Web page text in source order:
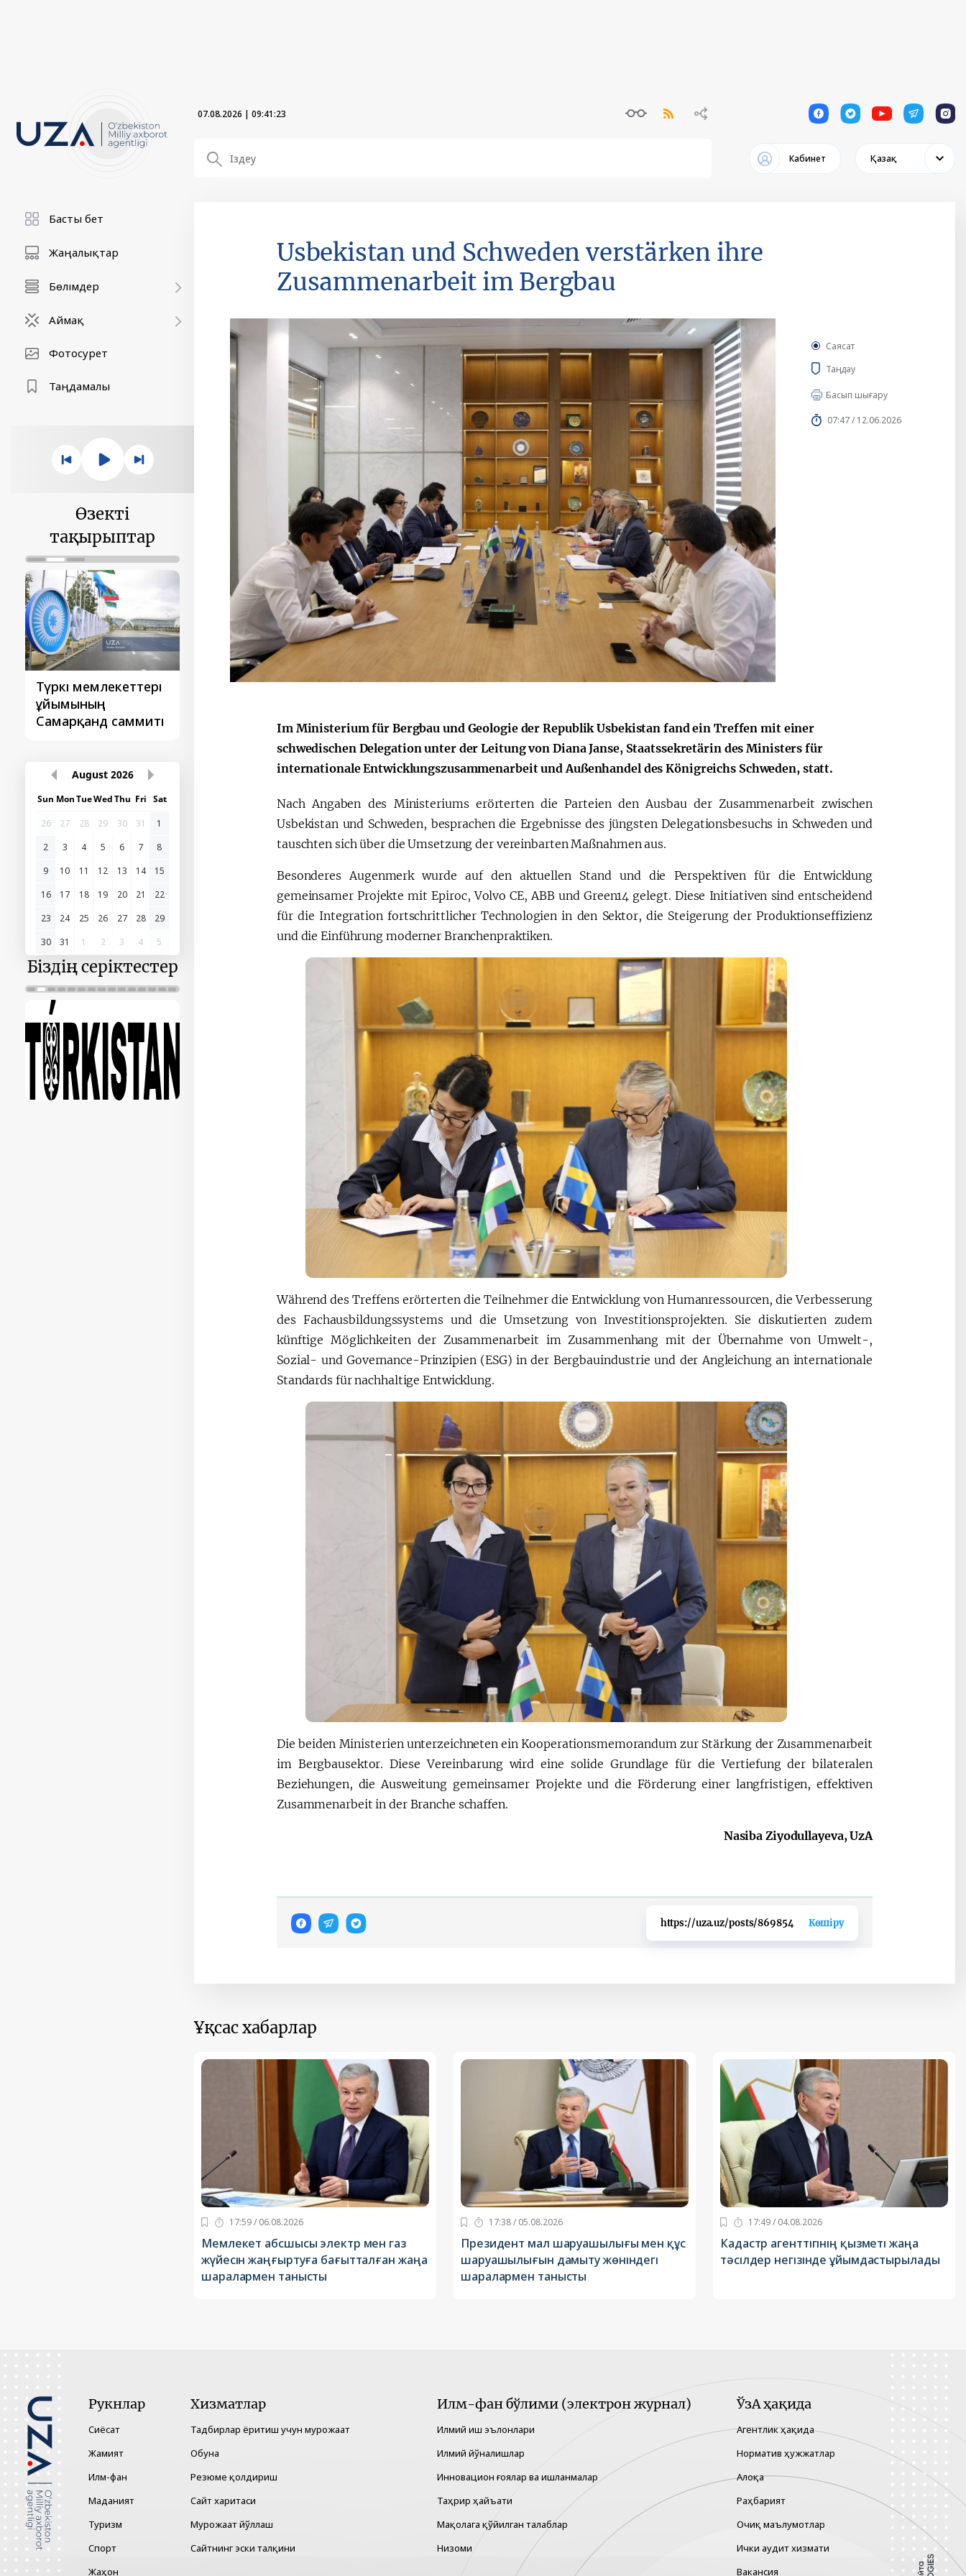
07.08.2026 | 09:41:24 1 1 1 1 1
Кабинет Қазақ
Басты бет
Жаңалықтар
Бөлімдер
Аймақ
Фотосурет
Таңдамалы
Өзекті
тақырыптар
Түркі мемлекеттері
ұйымының
Самарқанд саммиті
‘Орталық Азия -
August 2026
Sun MonTueWedThu Fri Sat
26
27 28 29 30 31
1
2
3 4 5 6 7
8
9
10 11 12 13 14
15
16
17 18 19 20 21
22
23
24 25 26 27 28
29
30
31 1 2 3 4 5
Біздің серіктестер
Usbekistan und Schweden verstärken ihre
Zusammenarbeit im Bergbau
Саясат
Таңдау
Басып шығару
07:47 / 12.06.2026
Im Ministerium für Bergbau und Geologie der Republik Usbekistan fand ein Treffen mit einer
schwedischen Delegation unter der Leitung von Diana Janse, Staatssekretärin des Ministers für
internationale Entwicklungszusammenarbeit und Außenhandel des Königreichs Schweden, statt.
Nach Angaben des Ministeriums erörterten die Parteien den Ausbau der Zusammenarbeit zwischen
Usbekistan und Schweden, besprachen die Ergebnisse des jüngsten Delegationsbesuchs in Schweden und
tauschten sich über die Umsetzung der vereinbarten Maßnahmen aus.
Besonderes Augenmerk wurde auf den aktuellen Stand und die Perspektiven für die Entwicklung
gemeinsamer Projekte mit Epiroc, Volvo CE, ABB und Green14 gelegt. Diese Initiativen sind entscheidend
für die Integration fortschrittlicher Technologien in den Sektor, die Steigerung der Produktionseffizienz
und die Einführung moderner Branchenpraktiken.
Während des Treffens erörterten die Teilnehmer die Entwicklung von Humanressourcen, die Verbesserung
des Fachausbildungssystems und die Umsetzung von Investitionsprojekten. Sie diskutierten zudem
künftige Möglichkeiten der Zusammenarbeit im Zusammenhang mit der Übernahme von Umwelt-,
Sozial- und Governance-Prinzipien (ESG) in der Bergbauindustrie und der Angleichung an internationale
Standards für nachhaltige Entwicklung.
Die beiden Ministerien unterzeichneten ein Kooperationsmemorandum zur Stärkung der Zusammenarbeit
im Bergbausektor. Diese Vereinbarung wird eine solide Grundlage für die Vertiefung der bilateralen
Beziehungen, die Ausweitung gemeinsamer Projekte und die Förderung einer langfristigen, effektiven
Zusammenarbeit in der Branche schaffen.
Nasiba Ziyodullayeva, UzA
https://uza.uz/posts/869854 Көшіру
Ұқсас хабарлар
17:59 / 06.08.2026
Мемлекет абсшысы электр мен газ
жүйесін жаңғыртуға бағытталған жаңа
шаралармен танысты
17:38 / 05.08.2026
Президент мал шаруашылығы мен құс
шаруашылығын дамыту жөніндегі
шаралармен танысты
17:49 / 04.08.2026
Кадастр агенттігінің қызметі жаңа
тәсілдер негізінде ұйымдастырылады
Рукнлар
Сиёсат
Жамият
Илм-фан
Маданият
Туризм
Спорт
Жаҳон
Хизматлар
Тадбирлар ёритиш учун мурожаат
Обуна
Резюме қолдириш
Сайт харитаси
Мурожаат йўллаш
Сайтнинг эски талқини
Илм-фан бўлими (электрон журнал)
Илмий иш эълонлари
Илмий йўналишлар
Инновацион ғоялар ва ишланмалар
Таҳрир ҳайъати
Мақолага қўйилган талаблар
Низоми
ЎзА ҳақида
Агентлик ҳақида
Норматив ҳужжатлар
Алоқа
Раҳбарият
Очиқ маълумотлар
Ички аудит хизмати
Вакансия